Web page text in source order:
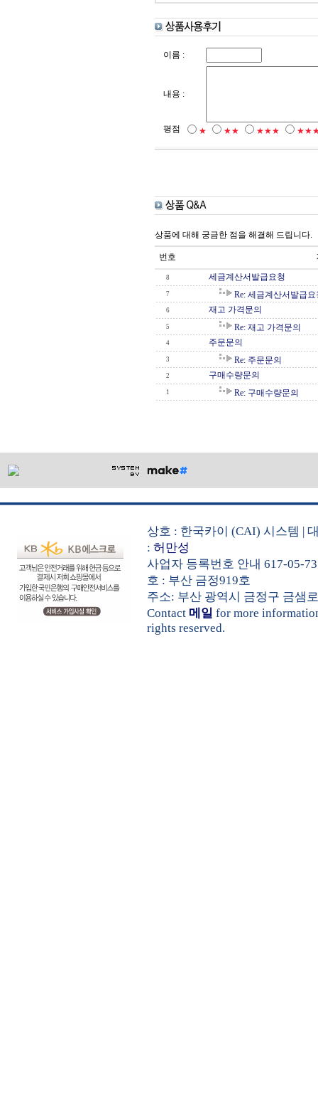
이름 :
내용 :
평점 ★ ★★ ★★★
상품에 대해 궁금한 점을 해결해 드립니다.
번호
8 세금계산서발급요청
7 Re: 세금계산서발급요
6 재고 가격문의
5 Re: 재고 가격문의
4 주문문의
3 Re: 주문문의
2 구매수량문의
1 Re: 구매수량문의
상호 : 한국카이 (CAI) 시스템 |
: 허만성
사업자 등록번호 안내 617-05-
호 : 부산 금정919호
주소: 부산 광역시 금정구 금샘
Contact 메일 for more
rights reserved.